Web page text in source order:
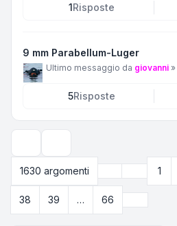
1Risposte
9 mm Parabellum-Luger
Ultimo messaggio da giovanni »
5Risposte
1630 argomenti
Pagina37 di1
38 39 … 66